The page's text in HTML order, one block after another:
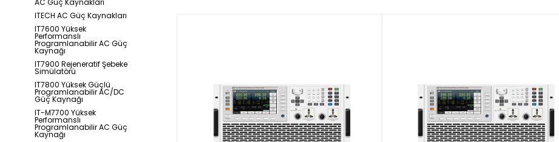
AC Güç Kaynakları
ITECH AC Güç Kaynakları
IT7600 Yüksek
Performanslı
Programlanabilir AC Güç
Kaynağı
IT7900 Rejeneratif Şebeke
Simülatörü
IT7800 Yüksek Güçlü
Programlanabilir AC/DC
Güç Kaynağı
IT-M7700 Yüksek
Performanslı
Programlanabilir AC Güç
Kaynağı